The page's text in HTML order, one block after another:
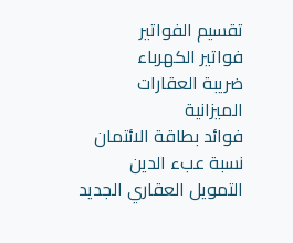
تقسيم الفواتير
فواتير الكهرباء
ضريبة العقارات
الميزانية
فوائد بطاقة الائتمان
نسبة عبء الدين
التمويل العقاري الجديد